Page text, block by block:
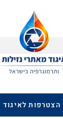
הצטרפות לאיגוד